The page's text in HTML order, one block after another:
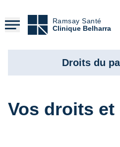
contenu
principal
Ramsay Santé
Clinique Belharra
Vos droits
Droits du